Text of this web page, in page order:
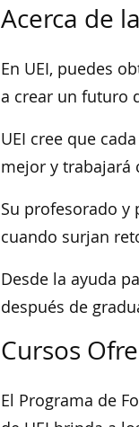
Acerca de
En UEI, puedes
a crear un futuro
UEI cree que
mejor y trabajará
Su profesorado y
cuando surjan
Desde la ayuda
después de
Cursos
El Programa de